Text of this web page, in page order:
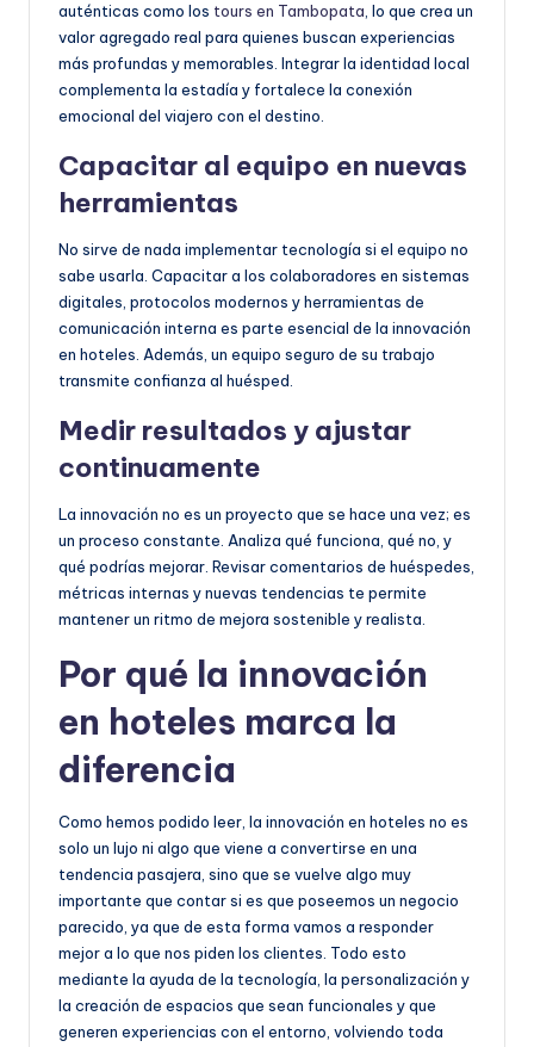
auténticas como los tours en Tambopata, lo que crea un
valor agregado real para quienes buscan experiencias
más profundas y memorables. Integrar la identidad local
complementa la estadía y fortalece la conexión
emocional del viajero con el destino.
Capacitar al equipo en nuevas
herramientas
No sirve de nada implementar tecnología si el equipo no
sabe usarla. Capacitar a los colaboradores en sistemas
digitales, protocolos modernos y herramientas de
comunicación interna es parte esencial de la innovación
en hoteles. Además, un equipo seguro de su trabajo
transmite confianza al huésped.
Medir resultados y ajustar
continuamente
La innovación no es un proyecto que se hace una vez; es
un proceso constante. Analiza qué funciona, qué no, y
qué podrías mejorar. Revisar comentarios de huéspedes,
métricas internas y nuevas tendencias te permite
mantener un ritmo de mejora sostenible y realista.
Por qué la innovación
en hoteles marca la
diferencia
Como hemos podido leer, la innovación en hoteles no es
solo un lujo ni algo que viene a convertirse en una
tendencia pasajera, sino que se vuelve algo muy
importante que contar si es que poseemos un negocio
parecido, ya que de esta forma vamos a responder
mejor a lo que nos piden los clientes. Todo esto
mediante la ayuda de la tecnología, la personalización y
la creación de espacios que sean funcionales y que
generen experiencias con el entorno, volviendo toda